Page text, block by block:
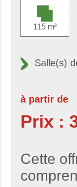
115 m²
Salle(s)
à partir de
Prix :
Cette